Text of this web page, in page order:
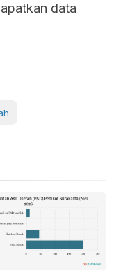
data